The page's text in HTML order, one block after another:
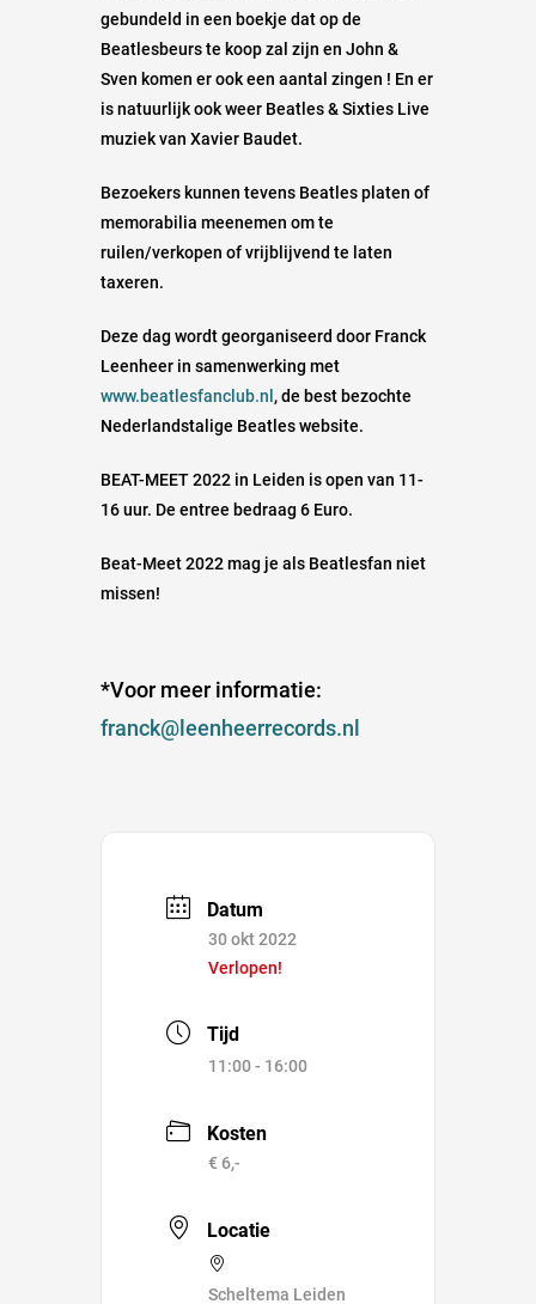
gebundeld in een boekje dat op de
Beatlesbeurs te koop zal zijn en John &
Sven komen er ook een aantal zingen ! En er
is natuurlijk ook weer Beatles & Sixties Live
muziek van Xavier Baudet.
Bezoekers kunnen tevens Beatles platen of
memorabilia meenemen om te
ruilen/verkopen of vrijblijvend te laten
taxeren.
Deze dag wordt georganiseerd door Franck
Leenheer in samenwerking met
www.beatlesfanclub.nl , de best bezochte
Nederlandstalige Beatles website.
BEAT-MEET 2022 in Leiden is open van 11-
16 uur. De entree bedraag 6 Euro.
Beat-Meet 2022 mag je als Beatlesfan niet
missen!
*Voor meer informatie:
franck@leenheerrecords.nl
Datum
30 okt 2022
Verlopen!
Tijd
11:00 - 16:00
Kosten
€ 6,-
Locatie
Scheltema Leiden